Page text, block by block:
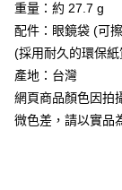
【「AFTEE先享後付
１．於結帳方式選
２．訂單成立數日內
３．收到繳費通知簡
ATM／網路銀行／
※ 請注意：結帳手
購買商品的店家。未
全家取貨付款
每筆NT$60，滿
7-11取貨付款
每筆NT$60，滿
重量：約 27.7 g
配件：眼鏡袋 (可
(採用耐久的環保
產地：台灣
網頁商品顏色因拍
微色差，請以實品